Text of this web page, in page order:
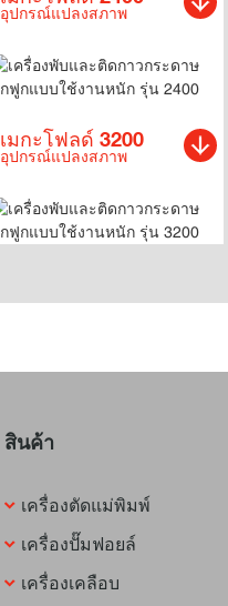
อุปกรณ์แปลงสภาพ
เมกะโฟลด์ 3200
อุปกรณ์แปลงสภาพ
สินค้า
เครื่องตัดแม่พิมพ์
เครื่องปั๊มฟอยล์
เครื่องเคลือบ